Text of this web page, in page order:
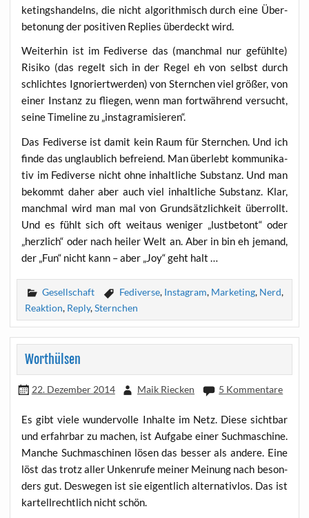
ke­ting­s­han­delns, die nicht algo­rith­misch durch eine Über­
be­to­nung der posi­ti­ven Repli­es über­deckt wird.
Wei­ter­hin ist im Fedi­ver­se das (manch­mal nur gefühl­te)
Risi­ko (das regelt sich in der Regel eh von selbst durch
schlich­tes Igno­riert­wer­den) von Stern­chen viel grö­ßer, von
einer Instanz zu flie­gen, wenn man fort­wäh­rend ver­sucht,
sei­ne Time­line zu „insta­g­ra­mi­sie­ren“.
Das Fedi­ver­se ist damit kein Raum für Stern­chen. Und ich
fin­de das unglaub­lich befrei­end. Man über­lebt kom­mu­ni­ka­
tiv im Fedi­ver­se nicht ohne inhalt­li­che Sub­stanz. Und man
bekommt daher aber auch viel inhalt­li­che Sub­stanz. Klar,
manch­mal wird man mal von Grund­sätz­lich­keit über­rollt.
Und es fühlt sich oft weit­aus weni­ger „lust­be­tont“ oder
„herz­lich“ oder nach hei­ler Welt an. Aber in bin eh jemand,
der „Fun“ nicht kann – aber „Joy“ geht halt …
Gesellschaft Fediverse, Instagram, Marketing, Nerd,
Reaktion, Reply,Sternchen
Worthülsen
22. Dezember 2014 Maik Riecken 5 Kommentare
Es gibt vie­le wun­der­vol­le Inhal­te im Netz. Die­se sicht­bar
und erfahr­bar zu machen, ist Auf­ga­be einer Such­ma­schi­ne.
Man­che Such­ma­schi­nen lösen das bes­ser als ande­re. Eine
löst das trotz aller Unken­ru­fe mei­ner Mei­nung nach beson­
ders gut. Des­we­gen ist sie eigent­lich alter­na­tiv­los. Das ist
kar­tell­recht­lich nicht schön.